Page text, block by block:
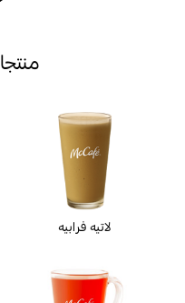
لاتيه فرابيه